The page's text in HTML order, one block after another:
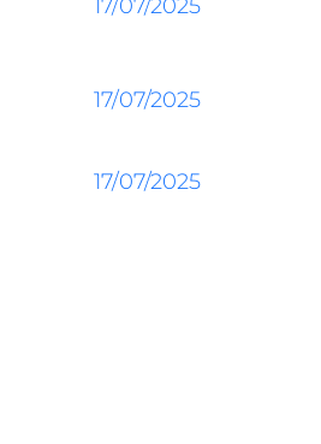
17/07/2025
17/07/2025
17/07/2025